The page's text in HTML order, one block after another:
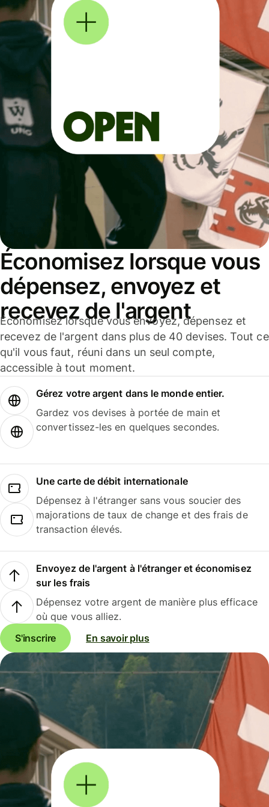
Économisez lorsque vous
dépensez, envoyez et
recevez de l'argent
Économisez lorsque vous envoyez, dépensez et
recevez de l'argent dans plus de 40 devises. Tout ce
qu'il vous faut, réuni dans un seul compte,
accessible à tout moment.
Gérez votre argent dans le monde entier.
Gardez vos devises à portée de main et
convertissez-les en quelques secondes.
Une carte de débit internationale
Dépensez à l'étranger sans vous soucier des
majorations de taux de change et des frais de
transaction élevés.
Envoyez de l'argent à l'étranger et économisez
sur les frais
Dépensez votre argent de manière plus efficace
où que vous alliez.
S'inscrire
En savoir plus